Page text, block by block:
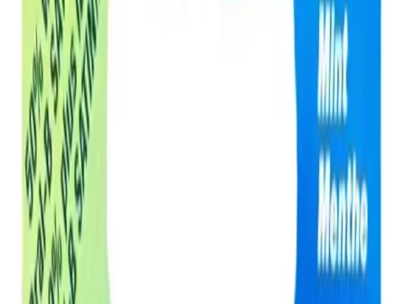
Oral-B Satin Tape Diş İpi, geniş yüzey alanı ve naneli
aromasıyla etkili temizlik sağlar, ferah nefes ve hassas
diş etleri için idealdir, düzenli kullanımda ağız sağlığını
destekler.
Trendler, ipuçları, rehberler ve yeni fikirlerle dolu
içerikler burada sizi bekliyor.
Ürünün Temel Özellikleri ve Tasarımı
Oral-B Satin Tape Diş İpi, ağız bakımında fark yaratmak isteyenler
için özel olarak tasarlandı yüksek kaliteli bir diş ipidir. 25 metre
uzunluğundaki bu ürün, kullanımı kolay ve konforlu yapısıyla öne
çıkar. Parmaklarınıza rahatlıkla sarılan ipeksi dokusu sayesinde
dişler arasındaki temizlik işlemini daha pratik hale getirir. Kurdeleye
benzer şekli ve geniş yüzey alanı, özellikle dişler arasında geniş
boşluklar bulunan kişiler için ideal bir temizlik sağlar.